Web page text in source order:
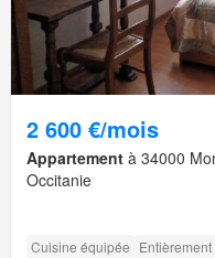
2 600 €/mois
Appartement à 34000
Occitanie
Cuisine équipée